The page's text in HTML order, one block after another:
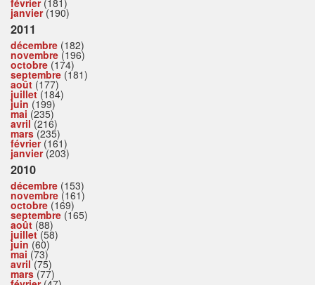
février(181)
janvier(190)
2011
décembre (182)
novembre (196)
octobre (174)
septembre (181)
août (177)
juillet(184)
juin (199)
mai (235)
avril(216)
mars(235)
février(161)
janvier(203)
2010
décembre (153)
novembre (161)
octobre (169)
septembre (165)
août (88)
juillet(58)
juin (60)
mai (73)
avril(75)
mars(77)